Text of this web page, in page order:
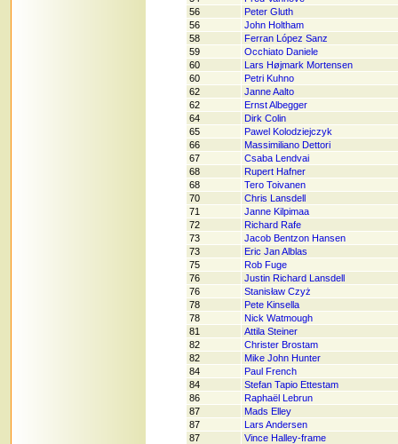
56
Peter Gluth
56
John Holtham
58
Ferran López Sanz
59
Occhiato Daniele
60
Lars Højmark Mortensen
60
Petri Kuhno
62
Janne Aalto
62
Ernst Albegger
64
Dirk Colin
65
Pawel Kolodziejczyk
66
Massimiliano Dettori
67
Csaba Lendvai
68
Rupert Hafner
68
Tero Toivanen
70
Chris Lansdell
71
Janne Kilpimaa
72
Richard Rafe
73
Jacob Bentzon Hansen
73
Eric Jan Alblas
75
Rob Fuge
76
Justin Richard Lansdell
76
Stanisław Czyż
78
Pete Kinsella
78
Nick Watmough
81
Attila Steiner
82
Christer Brostam
82
Mike John Hunter
84
Paul French
84
Stefan Tapio Ettestam
86
Raphaël Lebrun
87
Mads Elley
87
Lars Andersen
87
Vince Halley-frame